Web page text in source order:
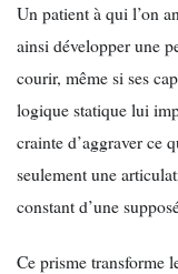
Un patient à qui l’on
ainsi développer une
courir, même si ses
logique statique lui
crainte d’aggraver ce
seulement une
constant d’une
Ce prisme transforme